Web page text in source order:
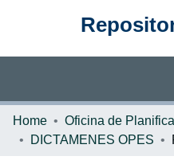
Communities & Collections
Home
DICTAMENES OPES